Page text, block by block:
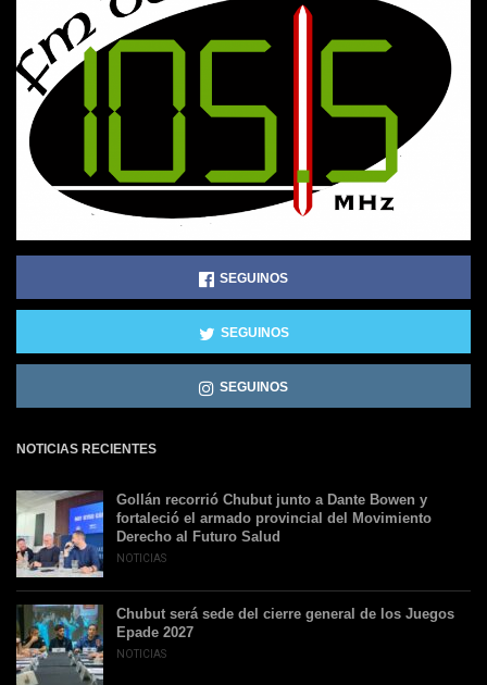
SEGUINOS
SEGUINOS
SEGUINOS
NOTICIAS RECIENTES
Gollán recorrió Chubut junto a Dante Bowen y
fortaleció el armado provincial del Movimiento
Derecho al Futuro Salud
NOTICIAS
Chubut será sede del cierre general de los Juegos
Epade 2027
NOTICIAS